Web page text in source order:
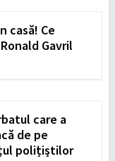
casă! Ce
Gavril
care a
de pe
polițiștilor